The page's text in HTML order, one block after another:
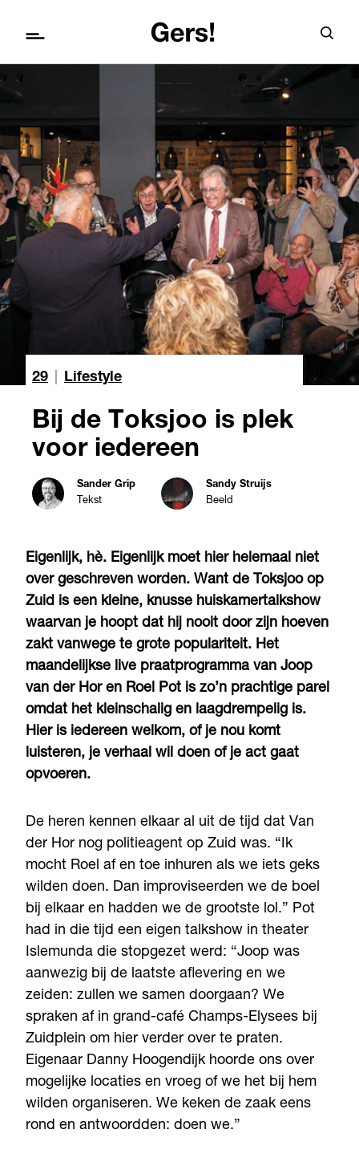
29 Lifestyle
Bij de Toksjoo is plek
voor iedereen
Sander Grip
Tekst
Sandy Struijs
Beeld
Eigenlijk, hè. Eigenlijk moet hier helemaal niet
over geschreven worden. Want de Toksjoo op
Zuid is een kleine, knusse huiskamertalkshow
waarvan je hoopt dat hij nooit door zijn hoeven
zakt vanwege te grote populariteit. Het
maandelijkse live praatprogramma van Joop
van der Hor en Roel Pot is zo’n prachtige parel
omdat het kleinschalig en laagdrempelig is.
Hier is iedereen welkom, of je nou komt
luisteren, je verhaal wil doen of je act gaat
opvoeren.
De heren kennen elkaar al uit de tijd dat Van
der Hor nog politieagent op Zuid was. “Ik
mocht Roel af en toe inhuren als we iets geks
wilden doen. Dan improviseerden we de boel
bij elkaar en hadden we de grootste lol.” Pot
had in die tijd een eigen talkshow in theater
Islemunda die stopgezet werd: “Joop was
aanwezig bij de laatste aflevering en we
zeiden: zullen we samen doorgaan? We
spraken af in grand-café Champs-Elysees bij
Zuidplein om hier verder over te praten.
Eigenaar Danny Hoogendijk hoorde ons over
mogelijke locaties en vroeg of we het bij hem
wilden organiseren. We keken de zaak eens
rond en antwoordden: doen we.”